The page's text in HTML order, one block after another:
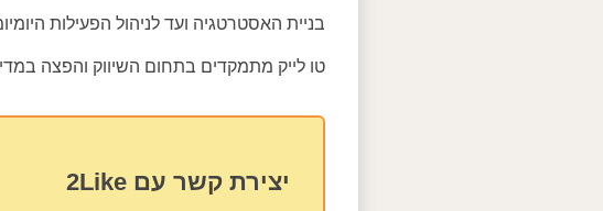
בניית האסטרטגיה ועד לניהול הפעילות
טו לייק מתמקדים בתחום השיווק והפצה
יצירת קשר עם 2Like